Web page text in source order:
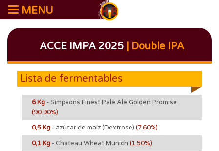
MENU
ACCE IMPA 2025 | Double IPA
Lista de fermentables
6 Kg - Simpsons Finest Pale Ale Golden Promise
(90.90%)
0,5 Kg - azúcar de maíz (Dextrose) (7.60%)
0,1 Kg - Chateau Wheat Munich (1.50%)